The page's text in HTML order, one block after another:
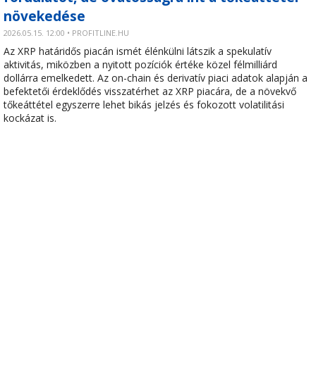
növekedése
2026.05.15. 12:00 • PROFITLINE.HU
Az XRP határidős piacán ismét élénkülni látszik a spekulatív
aktivitás, miközben a nyitott pozíciók értéke közel félmilliárd
dollárra emelkedett. Az on-chain és derivatív piaci adatok alapján a
befektetői érdeklődés visszatérhet az XRP piacára, de a növekvő
tőkeáttétel egyszerre lehet bikás jelzés és fokozott volatilitási
kockázat is.